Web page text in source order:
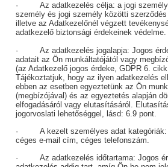
·Az adatkezelés célja: a jogi
személy és jogi személy közötti
illetve az Adatkezelőnél végzett
adatkezelő biztonsági érdekeinek védelme.
·Az adatkezelés jogalapja:Jogos
adatait az Ön munkáltatójától vagy
(az Adatkezelő jogos érdeke, GDPR 6. cikk
Tájékoztatjuk, hogy az ilyen adatkezelés
ebben az esetben egyeztetünk az Ön
(megbízójával) és az egyeztetés alapján
elfogadásáról vagy elutasításáról.
jogorvoslati lehetőséggel, lásd: 6.9 pont.
·A kezelt személyes adat kategóriák:
céges e-mail cím, céges telefonszám.
·Az adatkezelés időtartama: Jogos